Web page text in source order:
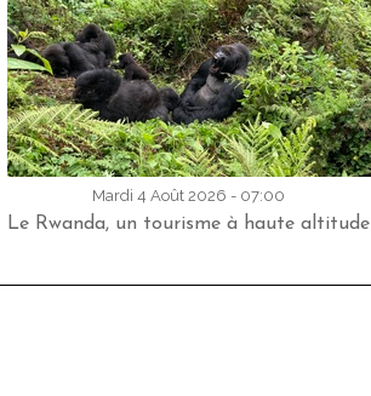
Mardi 4 Août 2026 - 07:00
Le Rwanda, un tourisme à haute altitude